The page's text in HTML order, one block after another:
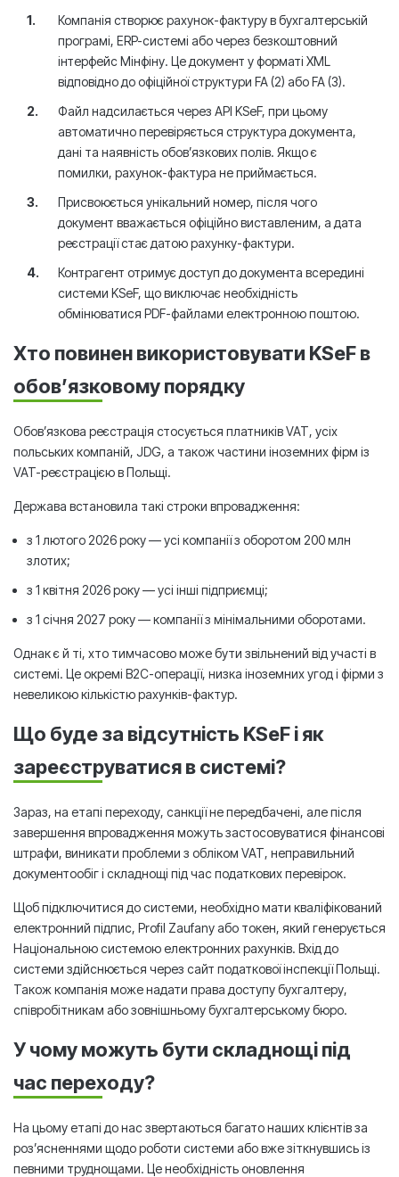
Компанія створює рахунок-фактуру в бухгалтерській
програмі, ERP-системі або через безкоштовний
інтерфейс Мінфіну. Це документ у форматі XML
відповідно до офіційної структури FA (2) або FA (3).
Файл надсилається через API KSeF, при цьому
автоматично перевіряється структура документа,
дані та наявність обов’язкових полів. Якщо є
помилки, рахунок-фактура не приймається.
Присвоюється унікальний номер, після чого
документ вважається офіційно виставленим, а дата
реєстрації стає датою рахунку-фактури.
Контрагент отримує доступ до документа всередині
системи KSeF, що виключає необхідність
обмінюватися PDF-файлами електронною поштою.
Хто повинен використовувати KSeF в
обов’язковому порядку
Обов’язкова реєстрація стосується платників VAT, усіх
польських компаній, JDG, а також частини іноземних фірм із
VAT-реєстрацією в Польщі.
Держава встановила такі строки впровадження:
з 1 лютого 2026 року — усі компанії з оборотом 200 млн
злотих;
з 1 квітня 2026 року — усі інші підприємці;
з 1 січня 2027 року — компанії з мінімальними оборотами.
Однак є й ті, хто тимчасово може бути звільнений від участі в
системі. Це окремі B2C-операції, низка іноземних угод і фірми з
невеликою кількістю рахунків-фактур.
Що буде за відсутність KSeF і як
зареєструватися в системі?
Зараз, на етапі переходу, санкції не передбачені, але після
завершення впровадження можуть застосовуватися фінансові
штрафи, виникати проблеми з обліком VAT, неправильний
документообіг і складнощі під час податкових перевірок.
Щоб підключитися до системи, необхідно мати кваліфікований
електронний підпис, Profil Zaufany або токен, який генерується
Національною системою електронних рахунків. Вхід до
системи здійснюється через сайт податкової інспекції Польщі.
Також компанія може надати права доступу бухгалтеру,
співробітникам або зовнішньому бухгалтерському бюро.
У чому можуть бути складнощі під
час переходу?
На цьому етапі до нас звертаються багато наших клієнтів за
роз’ясненнями щодо роботи системи або вже зіткнувшись із
певними труднощами. Це необхідність оновлення